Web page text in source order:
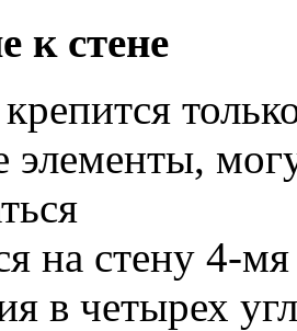
к стене
элементы,
на стену 4-
в четырех